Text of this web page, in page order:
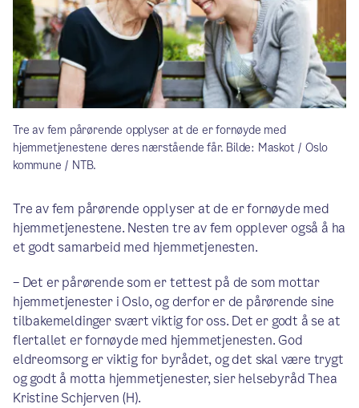
Tre av fem pårørende opplyser at de er fornøyde med
hjemmetjenestene deres nærstående får. Bilde: Maskot / Oslo
kommune / NTB.
Tre av fem pårørende opplyser at de er fornøyde med
hjemmetjenestene. Nesten tre av fem opplever også å ha
et godt samarbeid med hjemmetjenesten.
– Det er pårørende som er tettest på de som mottar
hjemmetjenester i Oslo, og derfor er de pårørende sine
tilbakemeldinger svært viktig for oss. Det er godt å se at
flertallet er fornøyde med hjemmetjenesten. God
eldreomsorg er viktig for byrådet, og det skal være trygt
og godt å motta hjemmetjenester, sier helsebyråd Thea
Kristine Schjerven (H).